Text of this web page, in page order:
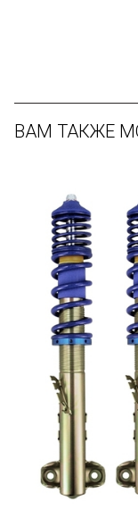
ВАМ ТАКЖЕ